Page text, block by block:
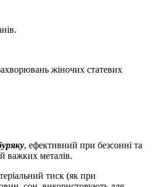
жіночих статевих
, ефективний при безсонні та
важких металів.
тиск (як при